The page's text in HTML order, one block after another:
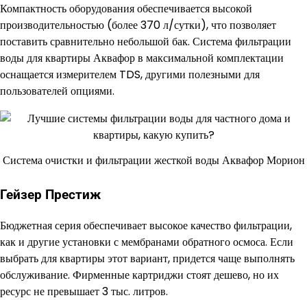
Компактность оборудования обеспечивается высокой
производительностью (более 370 л/сутки), что позволяет
поставить сравнительно небольшой бак. Система фильтрации
воды для квартиры Аквафор в максимальной комплектации
оснащается измерителем TDS, другими полезными для
пользователей опциями.
Система очистки и фильтрации жесткой воды Аквафор Морион
Гейзер Престиж
Бюджетная серия обеспечивает высокое качество фильтрации,
как и другие установки с мембранами обратного осмоса. Если
выбрать для квартиры этот вариант, придется чаще выполнять
обслуживание. Фирменные картриджи стоят дешево, но их
ресурс не превышает 3 тыс. литров.